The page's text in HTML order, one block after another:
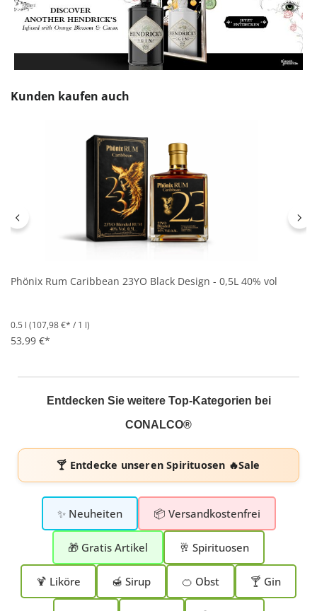
Produktgalerie überspringen
Kunden kaufen auch
Phönix Rum Caribbean 23YO Black Design - 0,5L 40% vol
0.5 l (107,98 €* / 1 l)
53,99 €*
Entdecken Sie weitere Top-Kategorien bei
CONALCO®
🍸 Entdecke unserenSpirituosen 🔥Sale
✨ Neuheiten 📦 Versandkostenfrei
🎁 Gratis Artikel 🥂 Spirituosen
🍹 Liköre 🍯 Sirup 🍊 Obst 🍸 Gin